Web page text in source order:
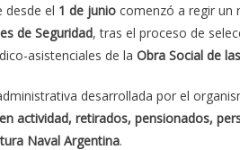
desde el 1 de junio comenzó a regir un
de Seguridad, tras el proceso de
asistenciales de la Obra Social de
desarrollada por el
actividad, retirados, pensionados,
Naval Argentina.